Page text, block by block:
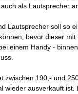
als Lautsprecher
Lautsprecher soll so
bevor dieser mit
einem Handy -
zwischen 190,- und
wieder ausverkauft ist.